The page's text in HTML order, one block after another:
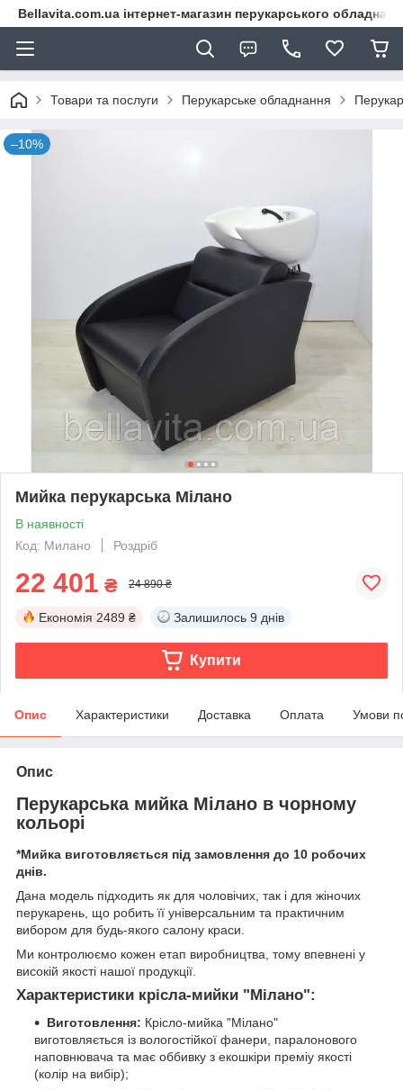
Bellavita.com.ua інтернет-магазин перукарського
Товари та послуги Перукарське обладнання
–10%
Мийка перукарська Мілано
В наявності
Код: Милано
Роздріб
22 401 ₴ 24 890 ₴
Економія 2489 ₴ Залишилось 9 днів
Купити
Опис Характеристики Доставка Оплата Умови
Опис
Перукарська мийка Мілано в чорному
кольорі
*Мийка виготовляється під замовлення до 10 робочих
днів.
Дана модель підходить як для чоловічих, так і для жіночих
перукарень, що робить її універсальним та практичним
вибором для будь-якого салону краси.
Ми контролюємо кожен етап виробництва, тому впевнені у
високій якості нашої продукції.
Характеристики крісла-мийки "Мілано":
Виготовлення: Крісло-мийка "Мілано"
виготовляється із вологостійкої фанери, паралонового
наповнювача та має оббивку з екошкіри преміу якості
(колір на вибір);